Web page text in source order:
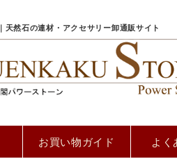
天然石の連材・アクセサリー卸通販サイト
お買い物ガイド よく